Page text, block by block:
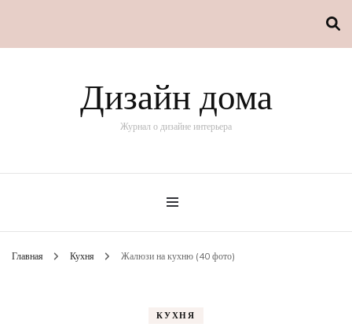
Дизайн дома
Журнал о дизайне интерьера
Главная Кухня Жалюзи на кухню (40 фото)
КУХНЯ